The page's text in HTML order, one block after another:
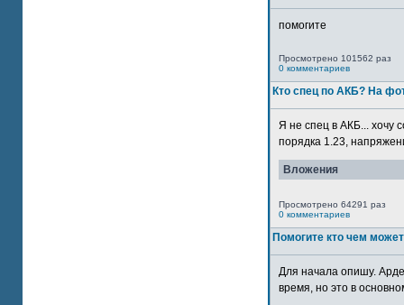
помогите
Просмотрено 101562 раз
0 комментариев
Кто спец по АКБ? На
Я не спец в АКБ... хочу
порядка 1.23,
Вложения
Просмотрено 64291 раз
0 комментариев
Помогите кто чем может
Для начала опишу.
время, но это в